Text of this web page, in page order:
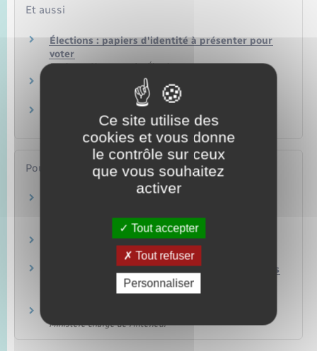
Et aussi
Élections : papiers d'identité à présenter pour
voter
Papiers – Citoyenneté – Élections
Papiers – Citoyenneté – Élections
Papiers – Citoyenneté – Élections
Pour en savoir plus
L'accès au vote des personnes handicapées
Défenseur des droits
Guide pratique pour l'accessibilité effective des
bureaux de vote
Association des paralysés de France
Ministère chargé de l'intérieur
Ce site utilise des
cookies et vous donne
le contrôle sur ceux
que vous souhaitez
activer
Tout accepter
Tout refuser
Personnaliser